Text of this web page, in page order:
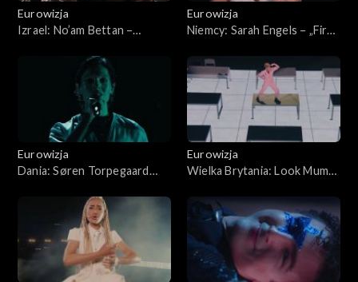
Eurowizja
Izrael: No’am Bettan –
Eurowizji 2026
Eurowizja
Niemcy: Sarah Engels – „Fire”;
2026
Eurowizja
Dania: Søren Torpegaard
konkursu Eurowizji 2026
Eurowizja
Wielka Brytania: Look Mum
drei ”